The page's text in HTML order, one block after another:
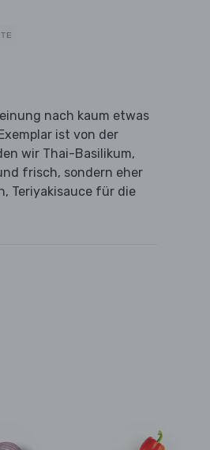
nach kaum etwas
ist von der
wir Thai-Basilikum,
frisch, sondern eher
Teriyakisauce für die